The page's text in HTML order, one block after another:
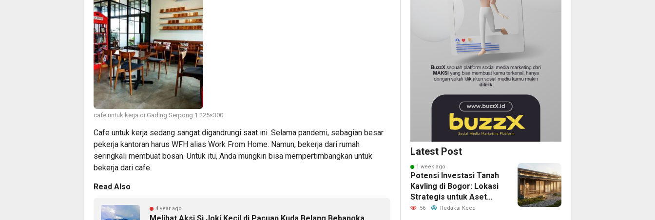
cafe untuk kerja di Gading Serpong 1 225×300
Cafe untuk kerja sedang sangat digandrungi saat ini. Selama pandemi, sebagian besar
pekerja kantoran harus WFH alias Work From Home. Namun, bekerja dari rumah
seringkali membuat bosan. Untuk itu, Anda mungkin bisa mempertimbangkan untuk
bekerja dari cafe.
Read Also
4 year ago
Latest Post
1 week ago
Potensi Investasi Tanah
Kavling di Bogor: Lokasi
Strategis untuk Aset
Masa Depan
56 Redaksi Kece